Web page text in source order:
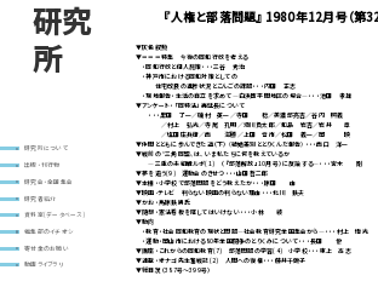
研究
所
研究所について
出版・刊行物
研究会・全国集会
研究者紹介
資料室(データベース)
編集部のイチオシ
寄付金のお願い
動画ライブラリ
『人権と部落問題』 1980年12月号（第
▼灰色叙勲
▼＝＝＝特集 今後の同和行政を考える
・同和行政と個人施策・・・三谷 秀治
・神戸市における同和対策としての
住宅改良の進捗状況とこんごの課題・・・内田 正志
・現地報告・生活の自立を求めて―白浜町平間地区の場合―・・・池田 孝雄
▼アンケート・「同特法」再延長について
・・・黒田 了一／磯村 英一／寺田 稔／美濃部亮吉／谷内 照義
／村上 弘光／寺尾 孔明／瀬川負太郎／和島 岩吉／岩井 章
／塩田庄兵衛／西 滋勝／上田 音市／松田 義一／岡 映
▼仲間とともに歩んできた道（下）〈結婚差別ととりくんだ報告〉・・・西口 洋一
▼戦前の〝三角同盟〟は、いま私たちに何を教えているか
―三重の未組織ルポ(1) （『部落解放』10月号）に反論する―・・・宮木 剛
▼夢を追う(9) 運動会のきせつ・・・山田哲二郎
▼本棚・小学校で部落問題をどう教えたか・・・原田 由
▼映画･テレビ 判らない映画の判らない理由・・・北川 鉄夫
▼かお・馬原鉄男氏
▼随想・憲法看板を降してはいけない・・・小林 綾
▼動向
・教育・社会同和教育の現状と問題―社会教育研究全国集会から―・・・村上 博光
・運動・岡山市における80年全国闘争のとりくみについて・・・長田 悟
▼講座・これからの同和教育(7) 部落問題の学習(4) 小学校・・・東上 高志
▼連載・オナゴ先生奮戦記(2) 人間への復権・・・藤井千鶴子
▼総目次（387号～399号）